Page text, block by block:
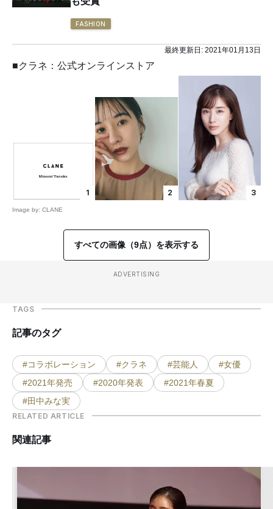
FASHION
最終更新日: 2021年01月13日
■クラネ：公式オンラインストア
1
Image by: CLANE
2 3
すべての画像（9点）を表示する
ADVERTISING
TAGS
記事のタグ
#コラボレーション #クラネ #芸能人
#女優
#2021年発売
#2020年発表
#2021年春夏
#田中みな実
RELATED ARTICLE
関連記事